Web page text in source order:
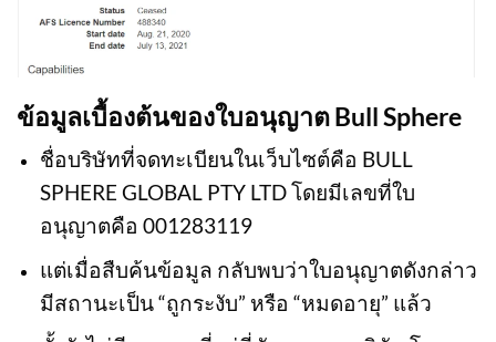
ข้อมูลเบื้องต้นของใบอนุญาต Bull Sphere
ชื่อบริษัทที่จดทะเบียนในเว็บไซต์คือ BULL
SPHERE GLOBAL PTY LTD โดยมีเลขที่ใบ
อนุญาตคือ 001283119
แต่เมื่อสืบค้นข้อมูล กลับพบว่าใบอนุญาตดังกล่าว
มีสถานะเป็น “ถูกระงับ” หรือ “หมดอายุ” แล้ว